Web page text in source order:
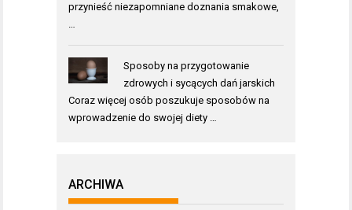
przynieść niezapomniane doznania smakowe,
…
Sposoby na przygotowanie
zdrowych i sycących dań jarskich
Coraz więcej osób poszukuje sposobów na
wprowadzenie do swojej diety …
ARCHIWA